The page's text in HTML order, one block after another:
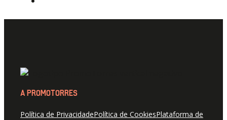
A PROMOTORRES
Política de PrivacidadePolítica de CookiesPlataforma de